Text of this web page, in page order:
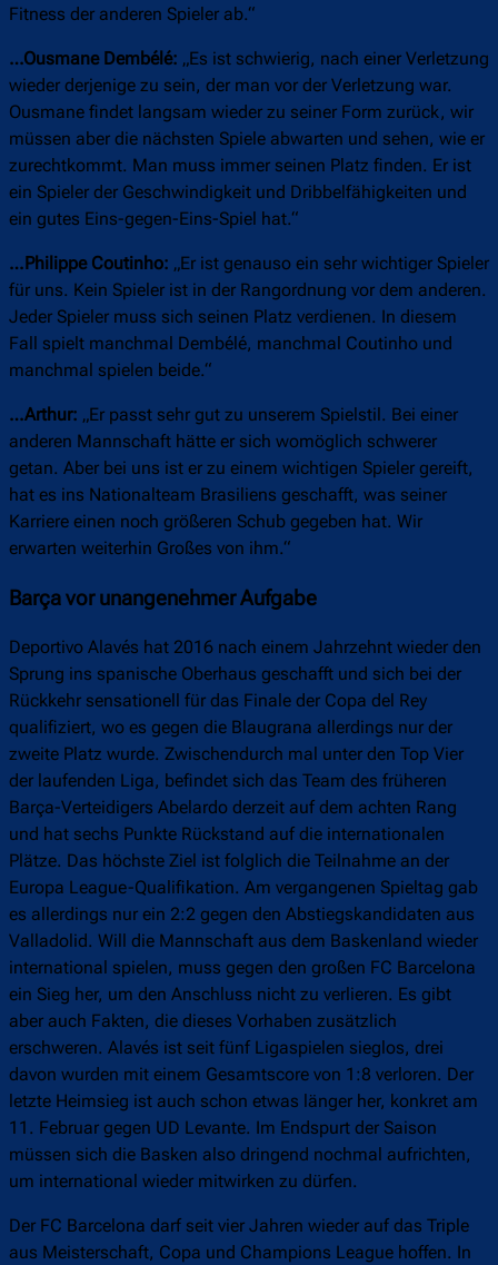
Fitness der anderen Spieler ab.“
…Ousmane Dembélé: „Es ist schwierig, nach einer Verletzung
wieder derjenige zu sein, der man vor der Verletzung war.
Ousmane findet langsam wieder zu seiner Form zurück, wir
müssen aber die nächsten Spiele abwarten und sehen, wie er
zurechtkommt. Man muss immer seinen Platz finden. Er ist
ein Spieler der Geschwindigkeit und Dribbelfähigkeiten und
ein gutes Eins-gegen-Eins-Spiel hat.“
…Philippe Coutinho: „Er ist genauso ein sehr wichtiger Spieler
für uns. Kein Spieler ist in der Rangordnung vor dem anderen.
Jeder Spieler muss sich seinen Platz verdienen. In diesem
Fall spielt manchmal Dembélé, manchmal Coutinho und
manchmal spielen beide.“
…Arthur: „Er passt sehr gut zu unserem Spielstil. Bei einer
anderen Mannschaft hätte er sich womöglich schwerer
getan. Aber bei uns ist er zu einem wichtigen Spieler gereift,
hat es ins Nationalteam Brasiliens geschafft, was seiner
Karriere einen noch größeren Schub gegeben hat. Wir
erwarten weiterhin Großes von ihm.“
Barça vor unangenehmer Aufgabe
Deportivo Alavés hat 2016 nach einem Jahrzehnt wieder den
Sprung ins spanische Oberhaus geschafft und sich bei der
Rückkehr sensationell für das Finale der Copa del Rey
qualifiziert, wo es gegen die Blaugrana allerdings nur der
zweite Platz wurde. Zwischendurch mal unter den Top Vier
der laufenden Liga, befindet sich das Team des früheren
Barça-Verteidigers Abelardo derzeit auf dem achten Rang
und hat sechs Punkte Rückstand auf die internationalen
Plätze. Das höchste Ziel ist folglich die Teilnahme an der
Europa League-Qualifikation. Am vergangenen Spieltag gab
es allerdings nur ein 2:2 gegen den Abstiegskandidaten aus
Valladolid. Will die Mannschaft aus dem Baskenland wieder
international spielen, muss gegen den großen FC Barcelona
ein Sieg her, um den Anschluss nicht zu verlieren. Es gibt
aber auch Fakten, die dieses Vorhaben zusätzlich
erschweren. Alavés ist seit fünf Ligaspielen sieglos, drei
davon wurden mit einem Gesamtscore von 1:8 verloren. Der
letzte Heimsieg ist auch schon etwas länger her, konkret am
11. Februar gegen UD Levante. Im Endspurt der Saison
müssen sich die Basken also dringend nochmal aufrichten,
um international wieder mitwirken zu dürfen.
Der FC Barcelona darf seit vier Jahren wieder auf das Triple
aus Meisterschaft, Copa und Champions League hoffen. In